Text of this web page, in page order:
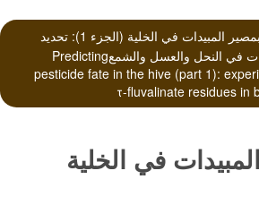
التنبؤ بمصير المبيدات في الخلية (الجزء 1): تحديد
تجريبيا بقايا τ- فلوفالينات في النحل والعسل والشمعPredicting
pesticide fate in the hive (part 1):
τ-fluvalinate residues in
في الخلية